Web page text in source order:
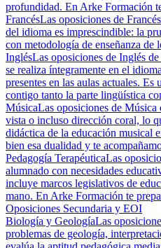
profundidad. En Arke Formación
FrancésLas oposiciones de
del idioma es imprescindible: la
con metodología de enseñanza
InglésLas oposiciones de Inglés
se realiza íntegramente en el
presentes en las aulas actuales.
contigo tanto la parte lingüística
MúsicaLas oposiciones de
vista o incluso dirección coral, lo
didáctica de la educación musical
bien esa dualidad y te
Pedagogía TerapéuticaLas
alumnado con necesidades
incluye marcos legislativos de
mano. En Arke Formación te
Oposiciones Secundaria y EOI
Biología y GeologíaLas
problemas de geología,